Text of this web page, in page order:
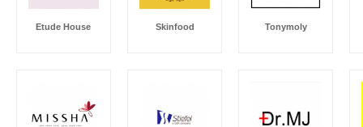
Etude House Skinfood Tonymoly